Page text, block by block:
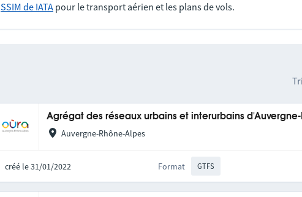
SSIM de IATA pour le transport aérien et les plans de vols.
Agrégat des réseaux urbains et interurbains
Auvergne-Rhône-Alpes
créé le 31/01/2022 Format GTFS